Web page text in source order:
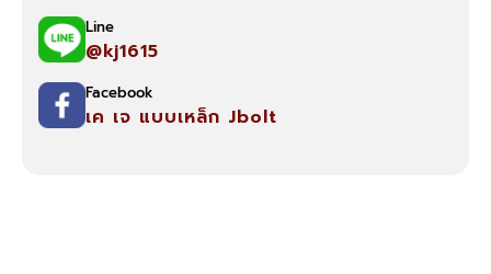
Line
@kj1615
Facebook
เค เจ แบบเหล็ก Jbolt